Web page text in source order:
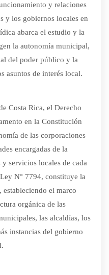
y relaciones
y los gobiernos locales en
abarca el estudio y la
la autonomía municipal,
del poder público y la
asuntos de interés local.
Costa Rica, el Derecho
en la Constitución
de las corporaciones
encargadas de la
servicios locales de cada
N° 7794, constituye la
estableciendo el marco
orgánica de las
las alcaldías, los
instancias del gobierno